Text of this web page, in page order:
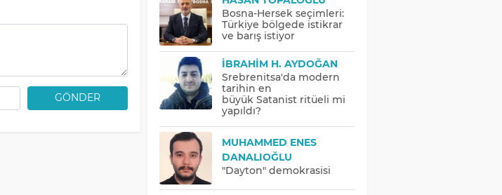
GÖNDER
Bosna-Hersek seçimleri:
Türkiye bölgede istikrar
ve barış istiyor
İBRAHIM H. AYDOĞAN
Srebrenitsa'da modern
tarihin en
büyük Satanist ritüeli mi
yapıldı?
MUHAMMED ENES
DANALIOĞLU
"Dayton" demokrasisi